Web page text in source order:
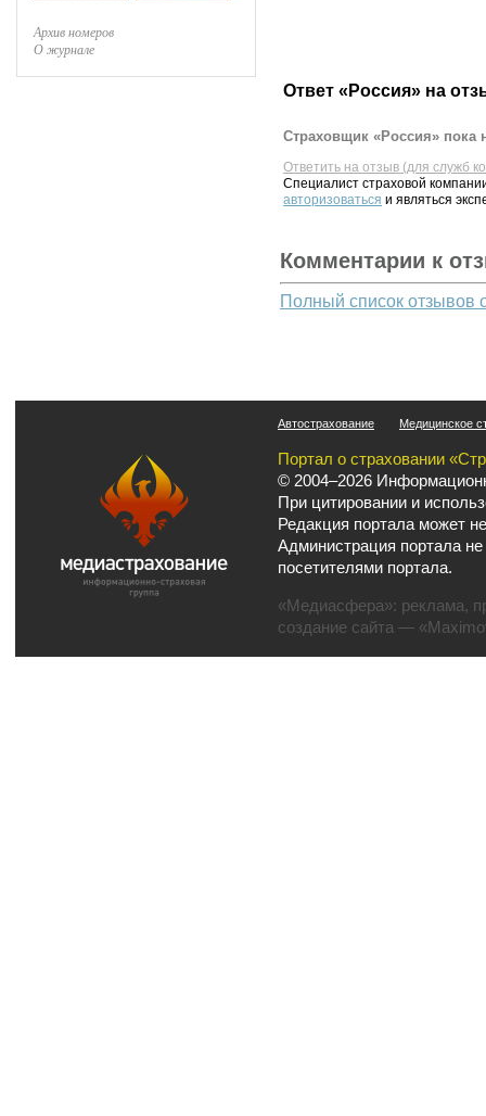
Архив номеров
О журнале
Ответ «Россия» на
Страховщик «Россия» пока
Ответить на отзыв (для служб
Специалист страховой
авторизоваться и являться
Комментарии к
Полный список отзывов
Автострахование Медицинское
Портал о страховании
© 2004–2026
При цитировании и
Редакция портала может
Администрация портала
посетителями портала.
«Медиасфера»: реклама,
создание сайта —